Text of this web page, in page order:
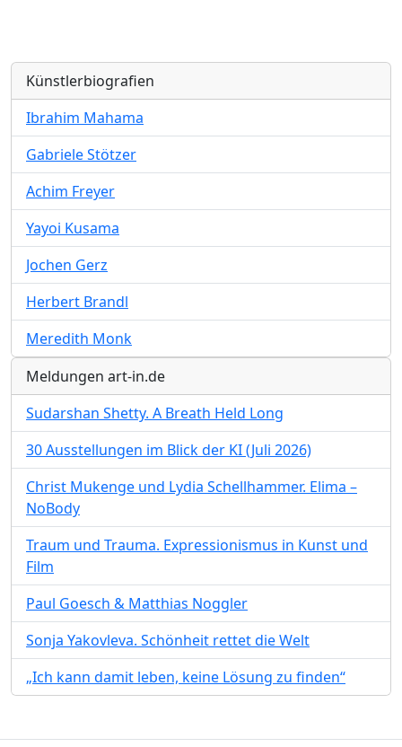
Künstlerbiografien
Ibrahim Mahama
Gabriele Stötzer
Achim Freyer
Yayoi Kusama
Jochen Gerz
Herbert Brandl
Meredith Monk
Meldungen art-in.de
Sudarshan Shetty. A Breath Held Long
30 Ausstellungen im Blick der KI (Juli 2026)
Christ Mukenge und Lydia Schellhammer. Elima –
NoBody
Traum und Trauma. Expressionismus in Kunst und
Film
Paul Goesch & Matthias Noggler
Sonja Yakovleva. Schönheit rettet die Welt
„Ich kann damit leben, keine Lösung zu finden“